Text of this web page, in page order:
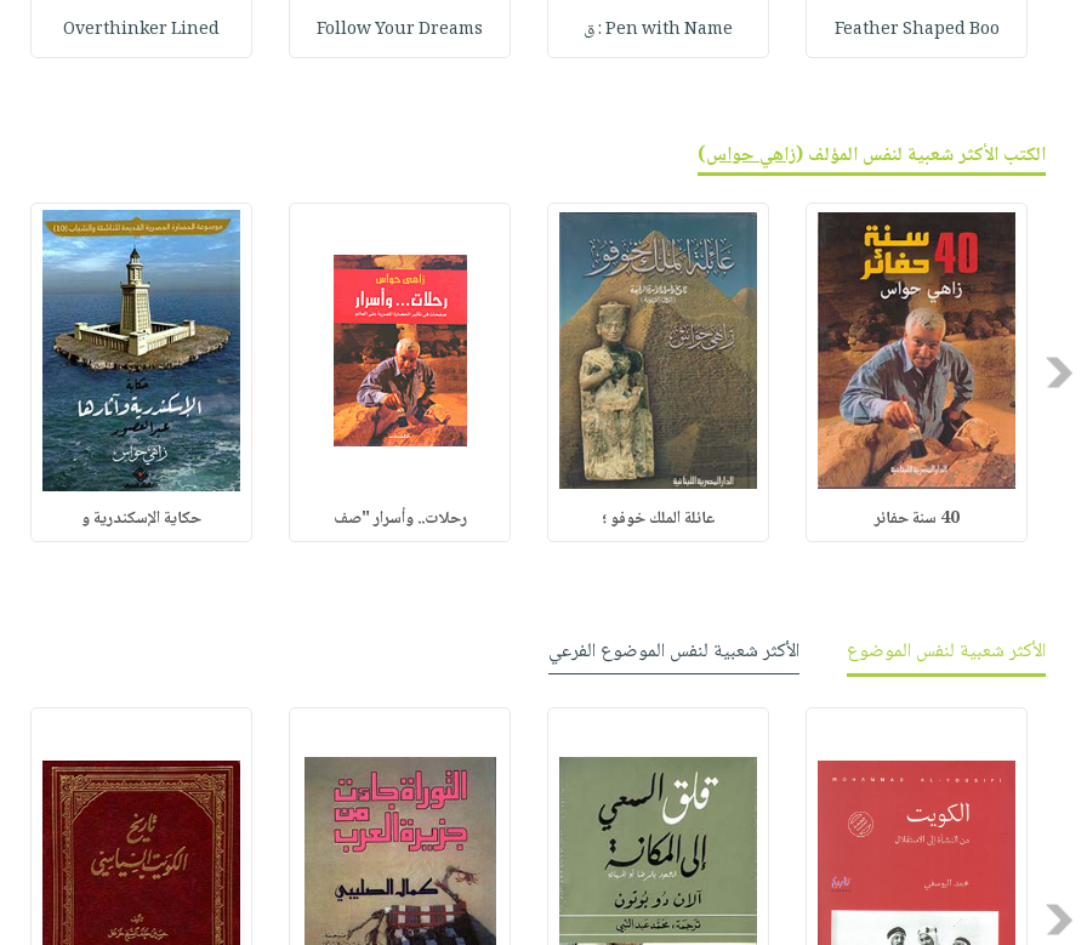
Feather Shaped Boo Pen with Name : ق Follow Your Dreams
Overthinker Lined
الكتب الأكثر شعبية لنفس المؤلف (زاهي حواس)
Previous
40 سنة حفائر عائلة الملك خوفو ؛ رحلات.. وأسرار "صف حكاية الإسكندرية و
الأكثر شعبية لنفس الموضوع الأكثر شعبية لنفس الموضوع الفرعي
Previous